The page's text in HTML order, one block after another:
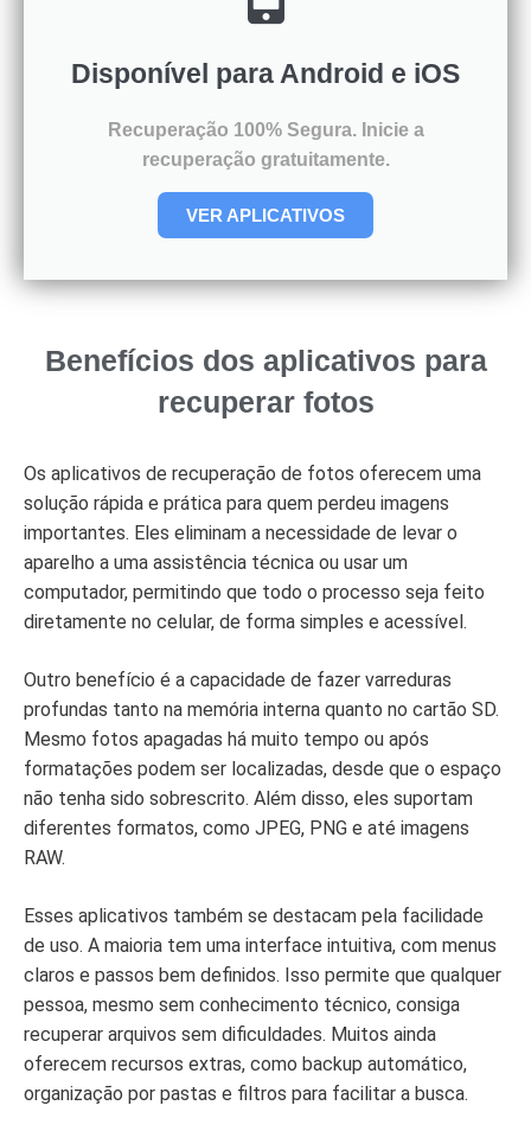
Disponível para Android e iOS
Recuperação 100% Segura. Inicie a
recuperação gratuitamente.
VER APLICATIVOS
Benefícios dos aplicativos para
recuperar fotos
Os aplicativos de recuperação de fotos oferecem uma
solução rápida e prática para quem perdeu imagens
importantes. Eles eliminam a necessidade de levar o
aparelho a uma assistência técnica ou usar um
computador, permitindo que todo o processo seja feito
diretamente no celular, de forma simples e acessível.
Outro benefício é a capacidade de fazer varreduras
profundas tanto na memória interna quanto no cartão SD.
Mesmo fotos apagadas há muito tempo ou após
formatações podem ser localizadas, desde que o espaço
não tenha sido sobrescrito. Além disso, eles suportam
diferentes formatos, como JPEG, PNG e até imagens
RAW.
Esses aplicativos também se destacam pela facilidade
de uso. A maioria tem uma interface intuitiva, com menus
claros e passos bem definidos. Isso permite que qualquer
pessoa, mesmo sem conhecimento técnico, consiga
recuperar arquivos sem dificuldades. Muitos ainda
oferecem recursos extras, como backup automático,
organização por pastas e filtros para facilitar a busca.